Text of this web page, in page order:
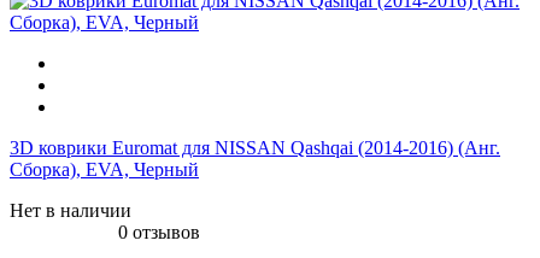
3D коврики Euromat для NISSAN Qashqai (2014-2016) (Анг.
Сборка), EVA, Черный
Нет в наличии
0 отзывов